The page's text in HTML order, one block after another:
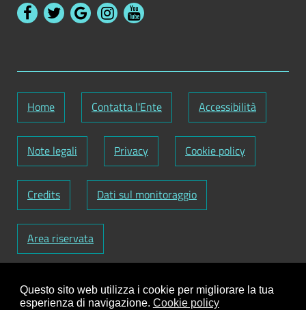
Questo sito web utilizza i cookie per migliorare la tua
esperienza di navigazione. Cookie policy
Home Contatta l'Ente Accessibilità
Note legali Privacy Cookie policy
Credits Dati sul monitoraggio
Area riservata
Codice Fiscale: 82000090751-Partita IVA:
01129720759-Codice Fatturazione elettronica: